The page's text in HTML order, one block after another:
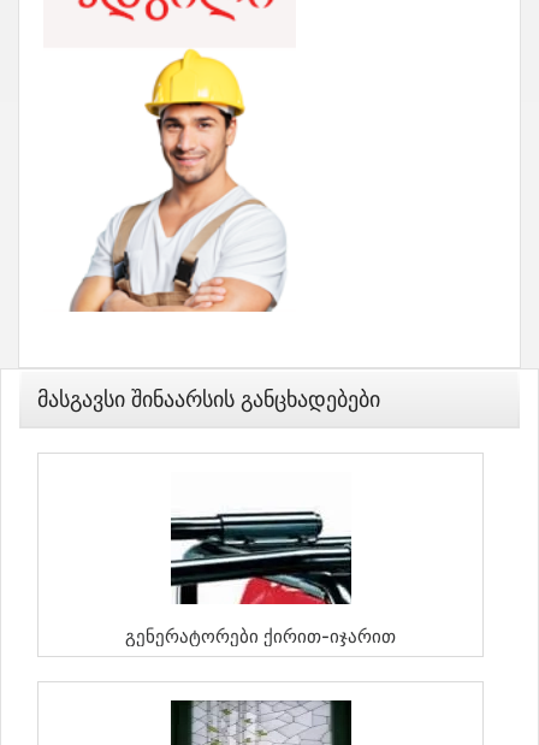
Მასგავსი Შინაარსის Განცხადებები
Გენერატორები Ქირით-Იჯარით